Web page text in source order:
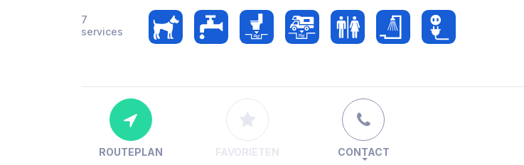
7
services
ROUTEPLAN FAVORIETEN CONTACT